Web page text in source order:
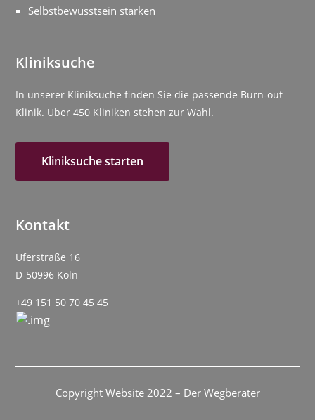
Selbstbewusstsein stärken
Kliniksuche
In unserer Kliniksuche finden Sie die passende Burn-out
Klinik. Über 450 Kliniken stehen zur Wahl.
Kliniksuche starten
Kontakt
Uferstraße 16
D-50996 Köln
+49 151 50 70 45 45
Copyright Website 2022 – Der Wegberater